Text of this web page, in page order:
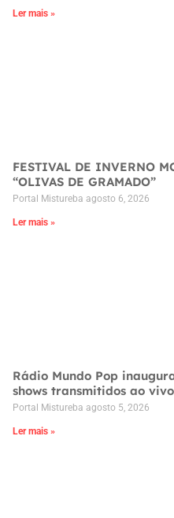
Ler mais »
FESTIVAL DE INVERNO
“OLIVAS DE GRAMADO”
Portal Mistureba agosto 6, 2026
Ler mais »
Rádio Mundo Pop
shows transmitidos ao vivo
Portal Mistureba agosto 5, 2026
Ler mais »